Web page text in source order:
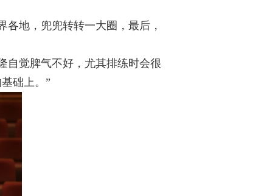
地，兜兜转转一大圈，最后，
自觉脾气不好，尤其排练时会很
础上。”